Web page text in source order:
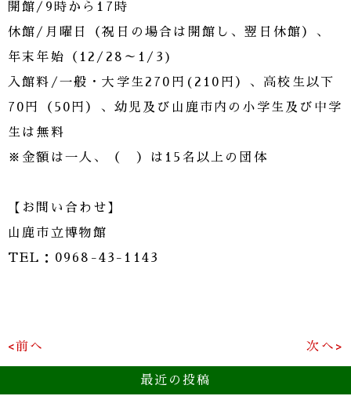
開館/9時から17時
休館/月曜日（祝日の場合は開館し、翌日休館）、
年末年始（12/28～1/3)
入館料/一般・大学生270円(210円）、高校生以下
70円（50円）、幼児及び山鹿市内の小学生及び中学
生は無料
※金額は一人、（ ）は15名以上の団体
【お問い合わせ】
山鹿市立博物館
TEL：0968-43-1143
<前へ 次へ>
最近の投稿